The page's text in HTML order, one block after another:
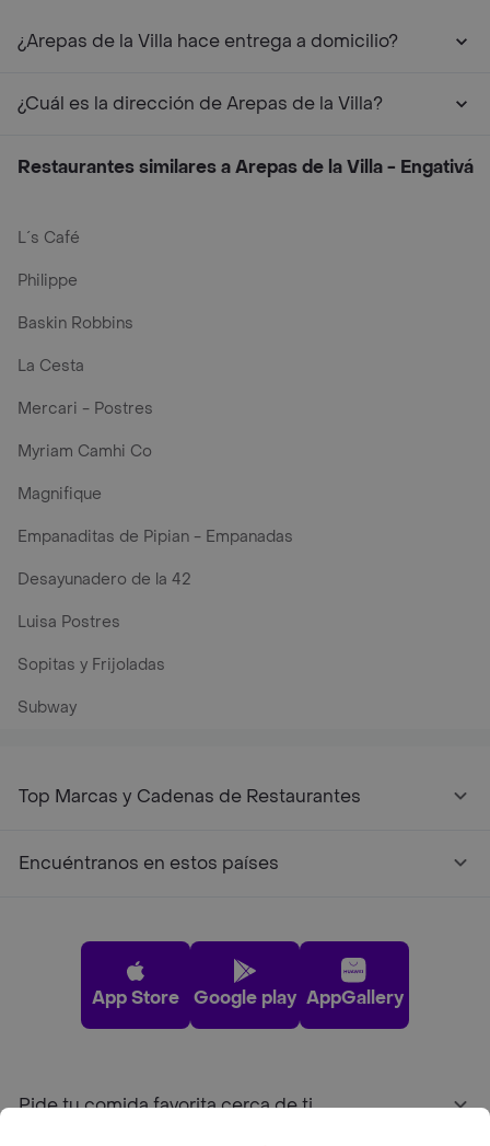
¿Arepas de la Villa hace entrega a domicilio?
¿Cuál es la dirección de Arepas de la Villa?
Restaurantes similares a Arepas de la Villa - Engativá
L´s Café
Philippe
Baskin Robbins
La Cesta
Mercari - Postres
Myriam Camhi Co
Magnifique
Empanaditas de Pipian - Empanadas
Desayunadero de la 42
Luisa Postres
Sopitas y Frijoladas
Subway
Top Marcas y Cadenas de Restaurantes
Encuéntranos en estos países
App Store Google play AppGallery
Pide tu comida favorita cerca de ti